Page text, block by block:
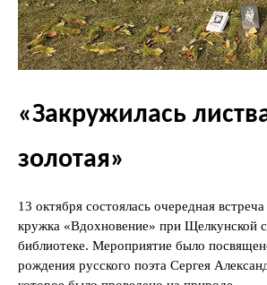
«Закружилась
золотая»
13 октября состоялась очередная
кружка «Вдохновение» при Щелкунской
библиотеке. Мероприятие было
рождения русского поэта Сергея